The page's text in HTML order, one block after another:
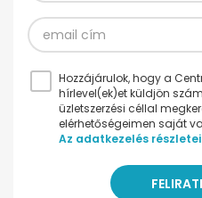
Hozzájárulok, hogy a
hírlevel(ek)et küldjön
üzletszerzési céllal
elérhetőségeimen saját
Az adatkezelés részletei